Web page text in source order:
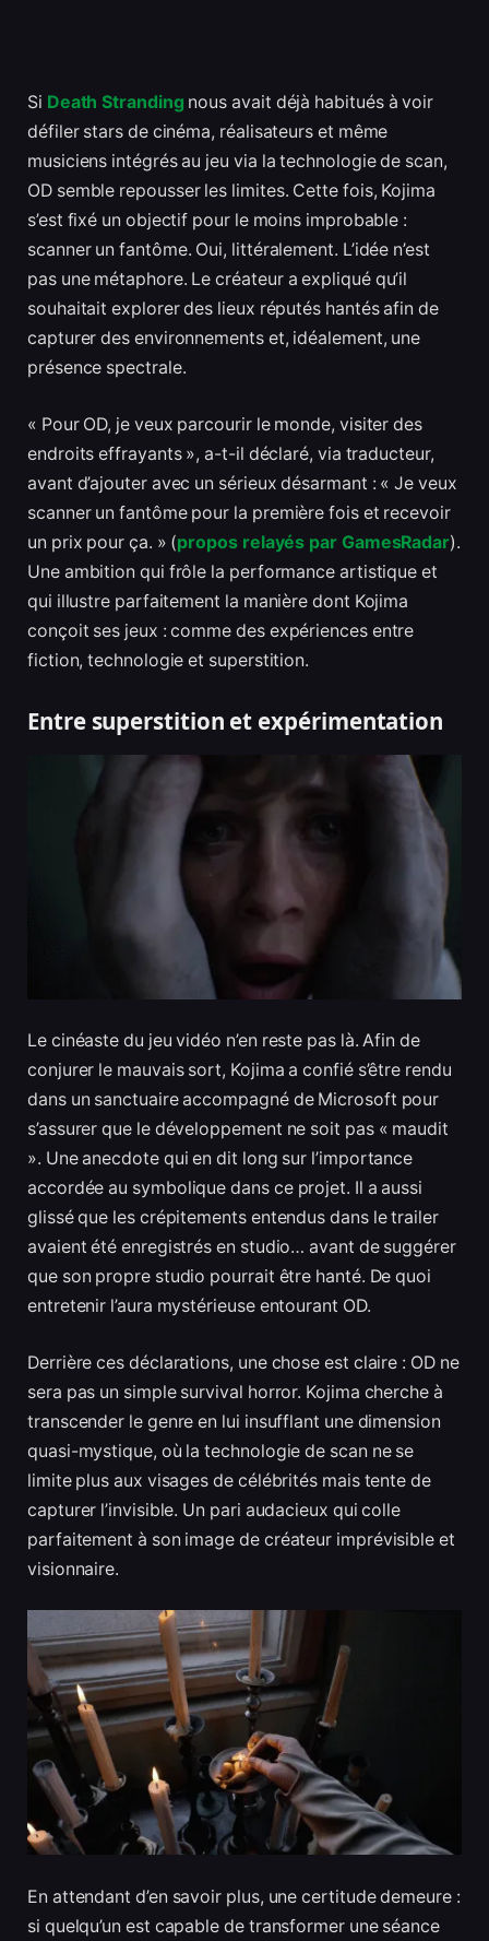
Si Death Stranding nous avait déjà habitués à voir
défiler stars de cinéma, réalisateurs et même
musiciens intégrés au jeu via la technologie de scan,
OD semble repousser les limites. Cette fois, Kojima
s’est fixé un objectif pour le moins improbable :
scanner un fantôme. Oui, littéralement. L’idée n’est
pas une métaphore. Le créateur a expliqué qu’il
souhaitait explorer des lieux réputés hantés afin de
capturer des environnements et, idéalement, une
présence spectrale.
« Pour OD, je veux parcourir le monde, visiter des
endroits effrayants », a-t-il déclaré, via traducteur,
avant d’ajouter avec un sérieux désarmant : « Je veux
scanner un fantôme pour la première fois et recevoir
un prix pour ça. » (propos relayés par GamesRadar).
Une ambition qui frôle la performance artistique et
qui illustre parfaitement la manière dont Kojima
conçoit ses jeux : comme des expériences entre
fiction, technologie et superstition.
Entre superstition et expérimentation
Le cinéaste du jeu vidéo n’en reste pas là. Afin de
conjurer le mauvais sort, Kojima a confié s’être rendu
dans un sanctuaire accompagné de Microsoft pour
s’assurer que le développement ne soit pas « maudit
». Une anecdote qui en dit long sur l’importance
accordée au symbolique dans ce projet. Il a aussi
glissé que les crépitements entendus dans le trailer
avaient été enregistrés en studio… avant de suggérer
que son propre studio pourrait être hanté. De quoi
entretenir l’aura mystérieuse entourant OD.
Derrière ces déclarations, une chose est claire : OD ne
sera pas un simple survival horror. Kojima cherche à
transcender le genre en lui insufflant une dimension
quasi-mystique, où la technologie de scan ne se
limite plus aux visages de célébrités mais tente de
capturer l’invisible. Un pari audacieux qui colle
parfaitement à son image de créateur imprévisible et
visionnaire.
En attendant d’en savoir plus, une certitude demeure :
si quelqu’un est capable de transformer une séance